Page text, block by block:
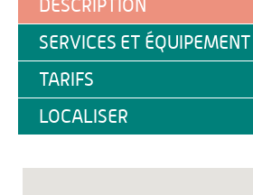
DESCRIPTION
SERVICES ET ÉQUIPEMENT
TARIFS
LOCALISER